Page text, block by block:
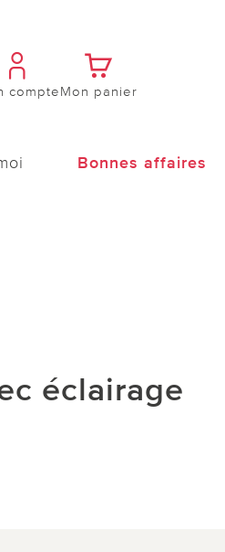
compteMon panier
Bonnes affaires
éclairage